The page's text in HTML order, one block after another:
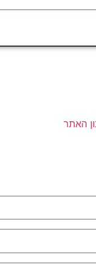
האתר